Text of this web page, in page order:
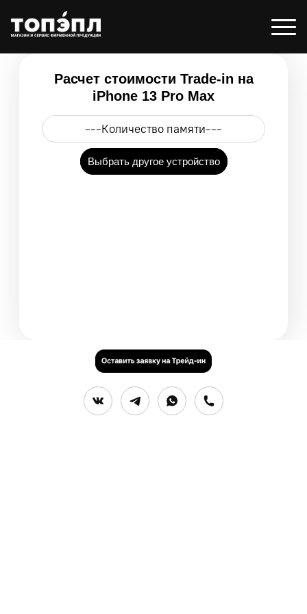
Расчет стоимости Trade-in на
iPhone 13 Pro Max
Выбрать другое устройство